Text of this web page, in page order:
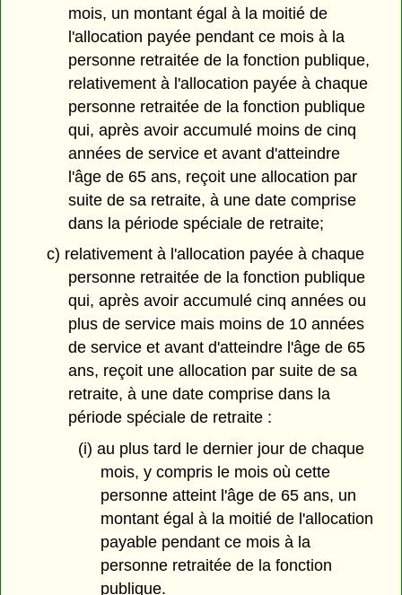
mois, un montant égal à la moitié de
l'allocation payée pendant ce mois à la
personne retraitée de la fonction publique,
relativement à l'allocation payée à chaque
personne retraitée de la fonction publique
qui, après avoir accumulé moins de cinq
années de service et avant d'atteindre
l'âge de 65 ans, reçoit une allocation par
suite de sa retraite, à une date comprise
dans la période spéciale de retraite;
c) relativement à l'allocation payée à chaque
personne retraitée de la fonction publique
qui, après avoir accumulé cinq années ou
plus de service mais moins de 10 années
de service et avant d'atteindre l'âge de 65
ans, reçoit une allocation par suite de sa
retraite, à une date comprise dans la
période spéciale de retraite :
(i) au plus tard le dernier jour de chaque
mois, y compris le mois où cette
personne atteint l'âge de 65 ans, un
montant égal à la moitié de l'allocation
payable pendant ce mois à la
personne retraitée de la fonction
publique.